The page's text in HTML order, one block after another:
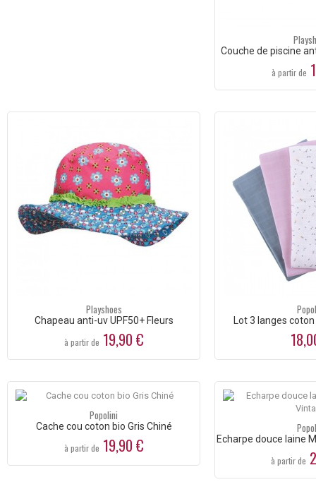
Couche de piscine
à partir de
Playshoes
Chapeau anti-uv UPF50+ Fleurs
à partir de 19,90 €
Lot 3 langes
Popolini
Cache cou coton bio Gris Chiné
à partir de 19,90 € Echarpe douce laine
à partir de